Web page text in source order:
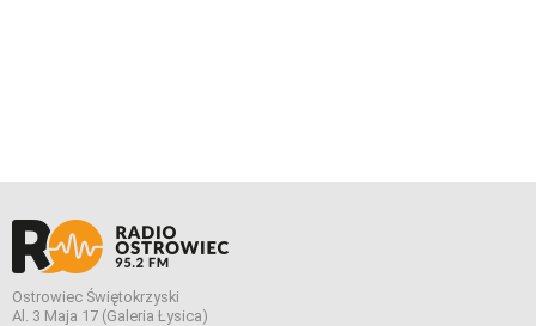
Ostrowiec Świętokrzyski
Al. 3 Maja 17 (Galeria Łysica)